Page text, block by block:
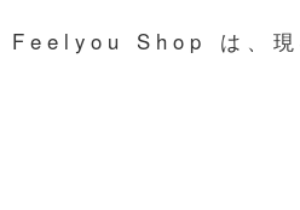
Feelyou Shop は、現